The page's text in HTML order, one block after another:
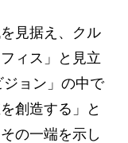
見据え、クル
ィス」と見立
ョン」の中で
創造する」と
の一端を示し